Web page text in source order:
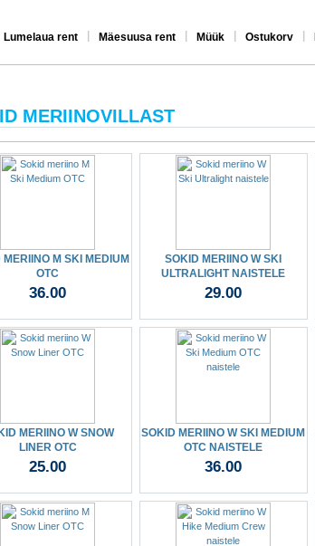
Lumelaua rent Mäesuusa rent Müük Ostukorv
MERIINOVILLAST
MERIINO M SKI MEDIUM
OTC
36.00
SOKID MERIINO W SKI
ULTRALIGHT NAISTELE
29.00
MERIINO W SNOW
LINER OTC
25.00
SOKID MERIINO W SKI MEDIUM
OTC NAISTELE
36.00